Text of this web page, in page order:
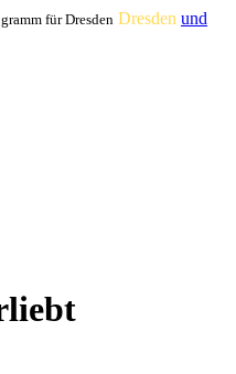
für Dresden Dresden und